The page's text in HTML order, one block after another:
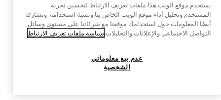
يستخدم موقع الويب هذا ملفات تعريف الارتباط لتحسين تجربة
المستخدم وتحليل أداء موقع الويب الخاص بنا ونسبة استخدامه. ونشارك
أيضًا المعلومات حول استخدامك موقعنا مع شركائنا على مستوى وسائل
التواصل الاجتماعي والإعلانات والتحليلات.سياسة ملفات تعريف الارتباط
عدم بيع معلوماتي
الشخصية